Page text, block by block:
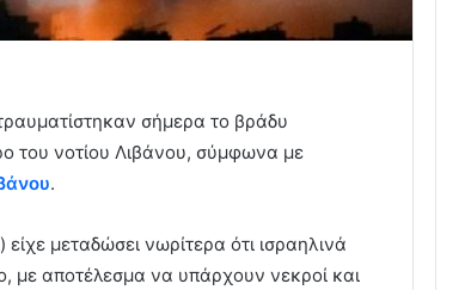
σήμερα το βράδυ
του νοτίου Λιβάνου, σύμφωνα με
.
μεταδώσει νωρίτερα ότι ισραηλινά
με αποτέλεσμα να υπάρχουν νεκροί και